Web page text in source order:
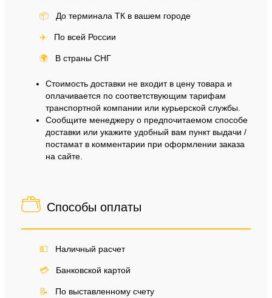
📦 До терминала ТК в вашем городе
✈️ По всей России
🌍 В страны СНГ
Стоимость доставки не входит в цену товара и
оплачивается по соответствующим тарифам
транспортной компании или курьерской службы.
Сообщите менеджеру о предпочитаемом способе
доставки или укажите удобный вам пункт выдачи /
постамат в комментарии при оформлении заказа
на сайте.
Способы оплаты
💵 Наличный расчет
💳 Банковской картой
📝 По выставленному счету